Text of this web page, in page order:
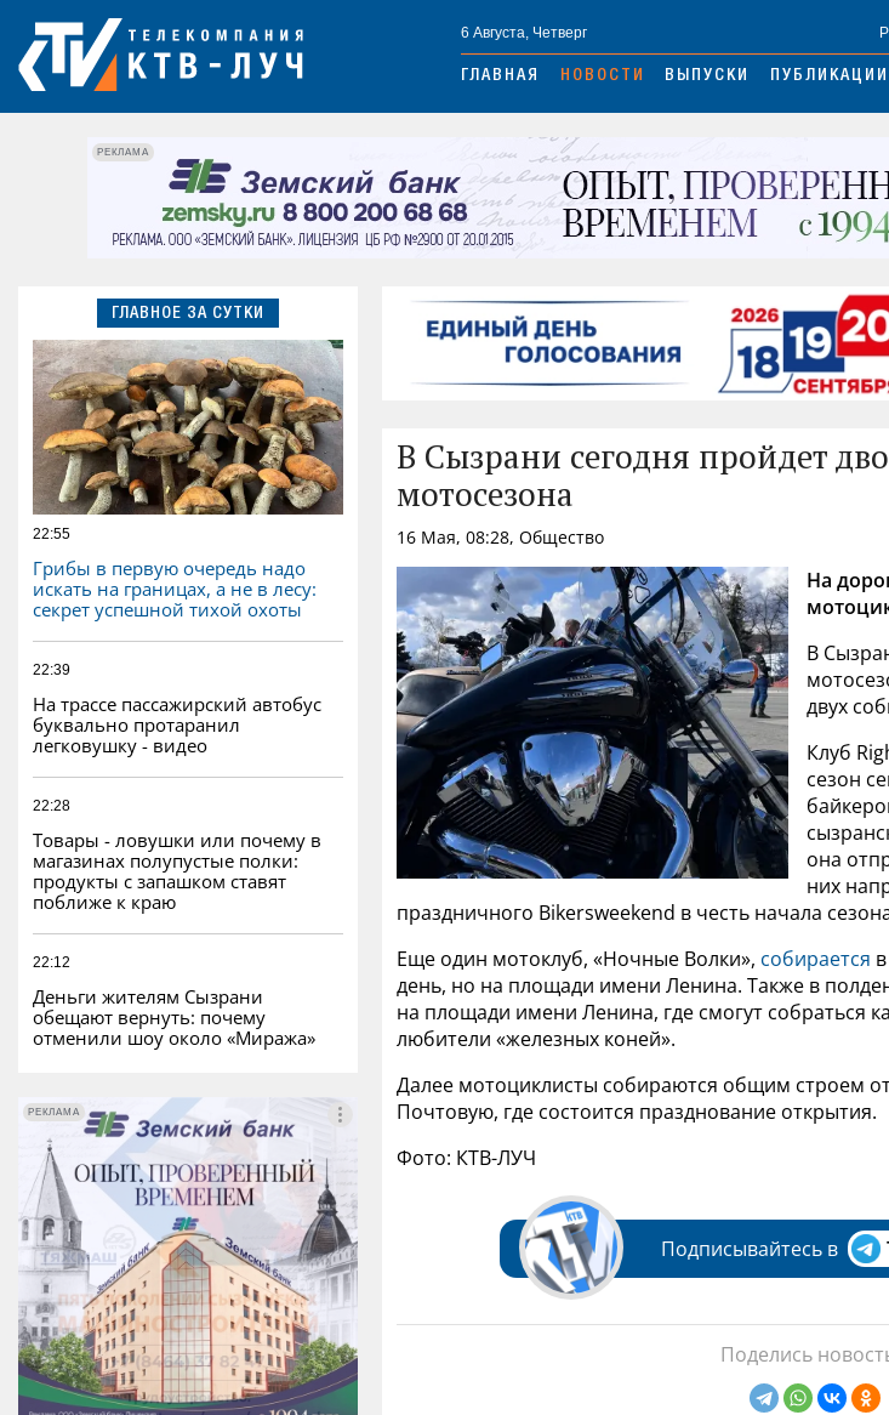
6 Августа, Четверг
ГЛАВНАЯ НОВОСТИ ВЫПУСКИ ПУБЛИКАЦИИ
РЕКЛАМА
ГЛАВНОЕ ЗА СУТКИ
22:55
Грибы в первую очередь надо
искать на границах, а не в лесу:
секрет успешной тихой охоты
22:39
На трассе пассажирский автобус
буквально протаранил
легковушку - видео
22:28
Товары - ловушки или почему в
магазинах полупустые полки:
продукты с запашком ставят
поближе к краю
22:12
Деньги жителям Сызрани
обещают вернуть: почему
отменили шоу около «Миража»
РЕКЛАМА
РЕКЛАМА
В Сызрани сегодня пройдет
мотосезона
16 Мая, 08:28, Общество
На
В
двух
Клуб
сезон
она
них
праздничного Bikersweekend в честь начала
Еще один мотоклуб, «Ночные Волки», собирается
день, но на площади имени Ленина. Также в
на площади имени Ленина, где смогут собраться
любители «железных коней».
Далее мотоциклисты собираются общим строем
Почтовую, где состоится празднование открытия.
Фото: КТВ-ЛУЧ
Подписывайтесь в
Поделись